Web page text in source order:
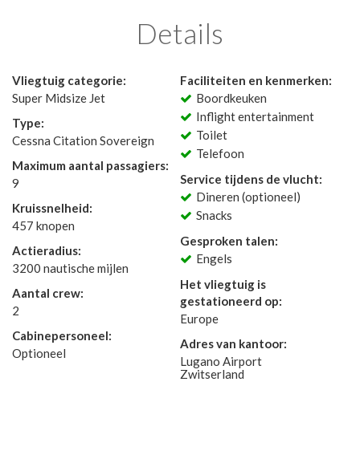
Details
Vliegtuig categorie:
Super Midsize Jet
Type:
Cessna Citation Sovereign
Maximum aantal passagiers:
9
Kruissnelheid:
457 knopen
Actieradius:
3200 nautische mijlen
Aantal crew:
2
Cabinepersoneel:
Optioneel
Faciliteiten en kenmerken:
Boordkeuken
Inflight entertainment
Toilet
Telefoon
Service tijdens de vlucht:
Dineren (optioneel)
Snacks
Gesproken talen:
Engels
Het vliegtuig is
gestationeerd op:
Europe
Adres van kantoor:
Lugano Airport
Zwitserland